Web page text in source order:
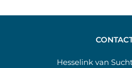
Hesselink van